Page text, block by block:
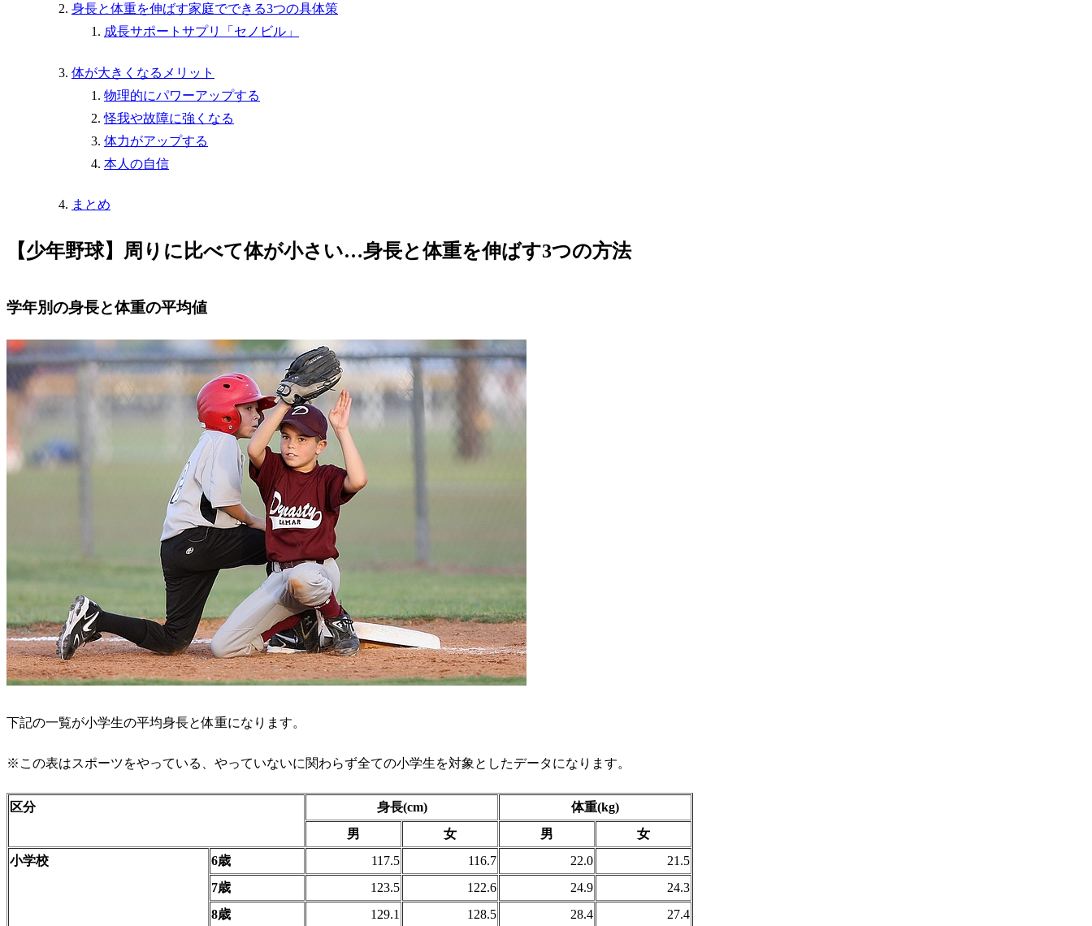
身長と体重を伸ばす家庭でできる3つの具体策
成長サポートサプリ「セノビル」
体が大きくなるメリット
物理的にパワーアップする
怪我や故障に強くなる
体力がアップする
本人の自信
まとめ
【少年野球】周りに比べて体が小さい…身長と体重を伸ばす3つの方法
学年別の身長と体重の平均値
下記の一覧が小学生の平均身長と体重になります。
※この表はスポーツをやっている、やっていないに関わらず全ての小学生を対象としたデータになります。
区分 身長(cm)
体重(kg)
男
女 男
女
小学校
6歳 117.5 116.7 22.0
21.5
7歳
123.5 122.6 24.9
24.3
8歳
129.1 128.5 28.4
27.4